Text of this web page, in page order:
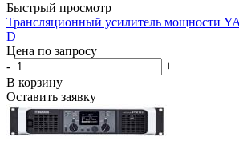
Быстрый просмотр
Трансляционный усилитель мощности
D
Цена по запросу
-
+
В корзину
Оставить заявку